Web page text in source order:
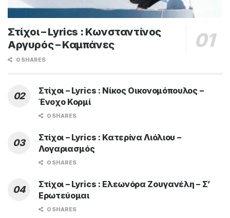
Στίχοι – Lyrics : Κωνσταντίνος
Αργυρός – Καμπάνες
0 SHARES
Στίχοι – Lyrics : Νίκος Οικονομόπουλος –
Ένοχο Κορμί
0 SHARES
Στίχοι – Lyrics : Κατερίνα Λιόλιου –
Λογαριασμός
0 SHARES
Στίχοι – Lyrics : Ελεωνόρα Ζουγανέλη – Σ’
Ερωτεύομαι
0 SHARES